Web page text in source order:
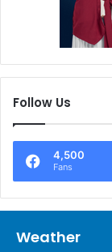
Follow Us
4,500
Fans
Weather